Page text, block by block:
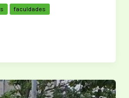
faculdades